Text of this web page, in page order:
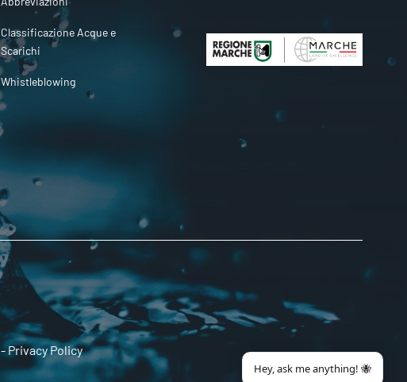
Classificazione Acque e
Scarichi
Whistleblowing
-Privacy Policy